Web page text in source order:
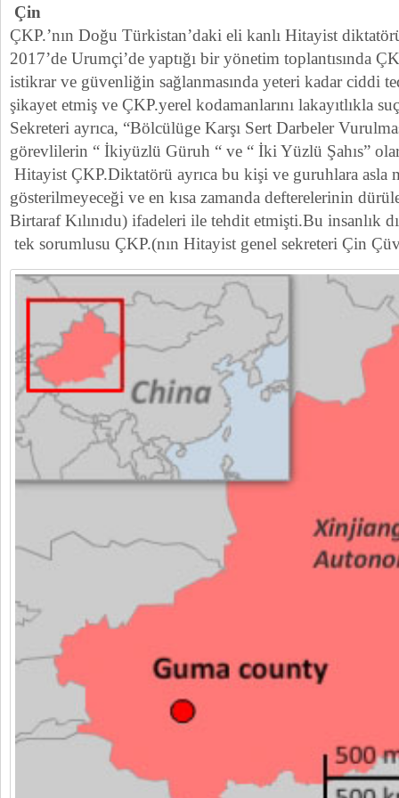
Çin
ÇKP.’nın Doğu Türkistan’daki eli kanlı Hitayist
2017’de Urumçi’de yaptığı bir yönetim toplantısında
istikrar ve güvenliğin sağlanmasında yeteri kadar ciddi
şikayet etmiş ve ÇKP.yerel kodamanlarını lakayıtlıkla
Sekreteri ayrıca, “Bölcülüge Karşı Sert Darbeler
görevlilerin “ İkiyüzlü Güruh “ ve “ İki Yüzlü Şahıs”
Hitayist ÇKP.Diktatörü ayrıca bu kişi ve guruhlara asla
gösterilmeyeceği ve en kısa zamanda defterelerinin
Birtaraf Kılınıdu) ifadeleri ile tehdit etmişti.Bu insanlık
tek sorumlusu ÇKP.(nın Hitayist genel sekreteri Çin